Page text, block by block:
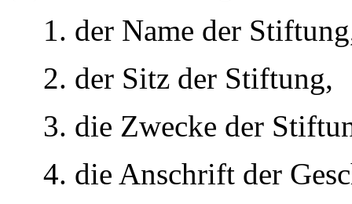
1. der Name der
2. der Sitz der Stiftung,
3. die Zwecke der
4. die Anschrift der